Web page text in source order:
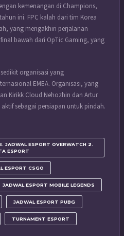
kemenangan di Champions,
ini. FPC kalah dari tim Korea
yang mengakhiri perjalanan
bawah dari OpTic Gaming, yang
organisasi yang
EMEA. Organisasi, yang
Kirikk Cloud Nehozhin dan Artur
sebagai persiapan untuk pindah.
JADWAL ESPORT OVERWATCH 2.
ESPORT
ESPORT CSGO
JADWAL ESPORT MOBILE LEGENDS
JADWAL ESPORT PUBG
TURNAMENT ESPORT